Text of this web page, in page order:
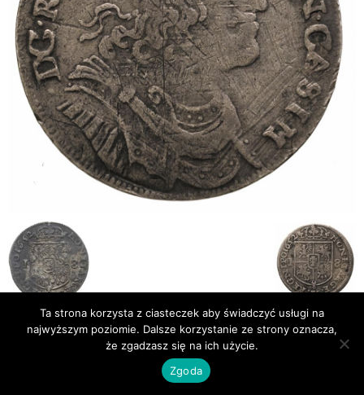
Publikacje
Bibliografia
© Newsmag WordPress Theme by TagDiv
Ta strona korzysta z ciasteczek aby świadczyć usługi na
najwyższym poziomie. Dalsze korzystanie ze strony oznacza,
że zgadzasz się na ich użycie.
Zgoda